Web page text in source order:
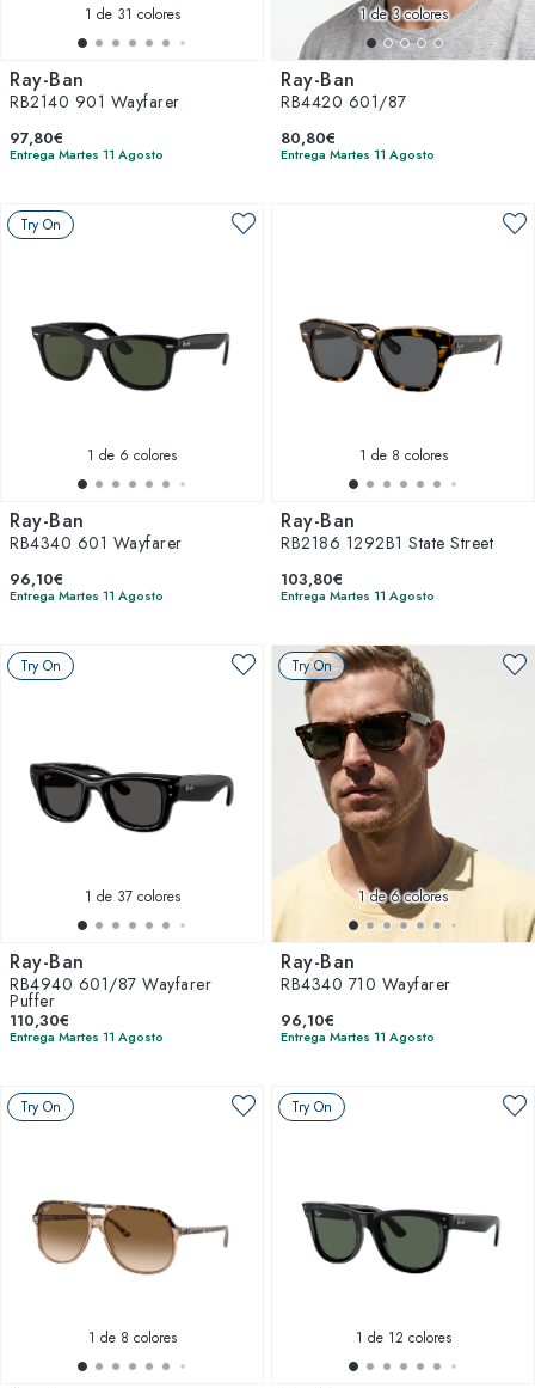
1 de 31 colores
Ray-Ban
RB2140 901 Wayfarer
97,80€
Entrega Martes 11 Agosto
1de 3 colores
Ray-Ban
RB4420 601/87
80,80€
Entrega Martes 11 Agosto
Try On
1 de 6 colores
Ray-Ban
RB4340 601 Wayfarer
96,10€
Entrega Martes 11 Agosto
1 de 8 colores
Ray-Ban
RB2186 1292B1 State Street
103,80€
Entrega Martes 11 Agosto
Try On
1 de 37 colores
Ray-Ban
RB4940 601/87 Wayfarer
Puffer
110,30€
Entrega Martes 11 Agosto
Try On
1de 6 colores
Ray-Ban
RB4340 710 Wayfarer
96,10€
Entrega Martes 11 Agosto
Try On
1 de 8 colores
Try On
1 de 12 colores